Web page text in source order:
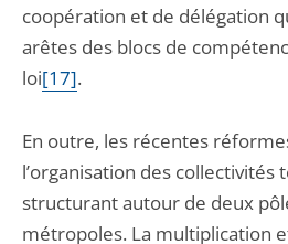
coopération et de délégation
arêtes des blocs de
loi[17].
En outre, les récentes
l’organisation des
structurant autour de deux
métropoles. La multiplication